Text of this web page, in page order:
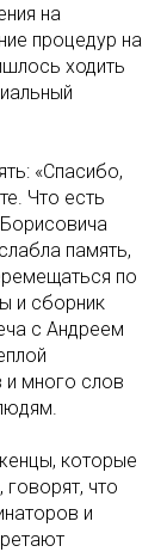
на
процедур на
ходить
«Спасибо,
Что есть
память,
по
и сборник
с Андреем
и много слов
которые
что
и